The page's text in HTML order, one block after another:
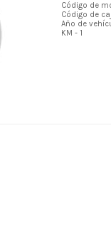
Código de
Código de
Año de
KM - 1